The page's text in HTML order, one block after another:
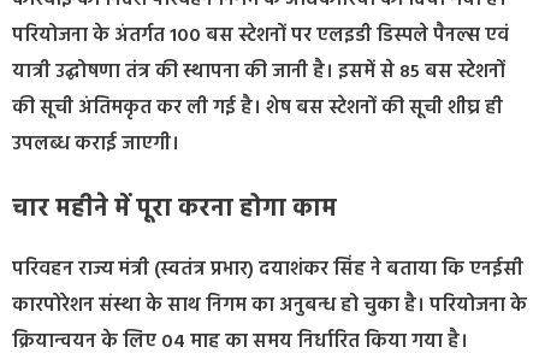
परियोजना के अंतर्गत 100 बस स्टेशनों पर एलइडी डिस्पले पैनल्स एवं
यात्री उद्घोषणा तंत्र की स्थापना की जानी है। इसमें से 85 बस स्टेशनों
की सूची अंतिमकृत कर ली गई है। शेष बस स्टेशनों की सूची शीघ्र ही
उपलब्ध कराई जाएगी।
चार महीने में पूरा करना होगा काम
परिवहन राज्य मंत्री (स्वतंत्र प्रभार) दयाशंकर सिंह ने बताया कि एनईसी
कारपोरेशन संस्था के साथ निगम का अनुबन्ध हो चुका है। परियोजना के
क्रियान्वयन के लिए 04 माह का समय निर्धारित किया गया है।